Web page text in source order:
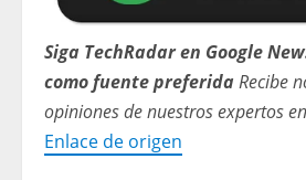
Siga TechRadar en Google
como fuente preferidaRecibe
opiniones de nuestros expertos
Enlace de origen